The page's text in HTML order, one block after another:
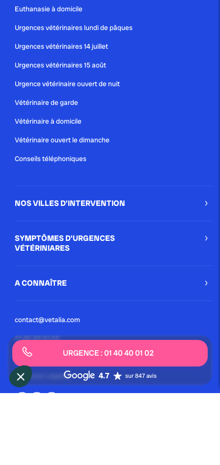
URGENCE : 01 40 40 01 02
4.7 sur 847 avis
complet pour identifier...
Euthanasie à domicile
Urgences vétérinaires lundi de pâques
Urgences vétérinaires 14 juillet
Urgences vétérinaires 15 août
Urgence vétérinaire ouvert de nuit
Vétérinaire de garde
Vétérinaire à domicile
Vétérinaire ouvert le dimanche
Conseils téléphoniques
NOS VILLES D'INTERVENTION
SYMPTÔMES D'URGENCES
VÉTÉRINIARES
A CONNAÎTRE
contact@vetalia.com
01 40 40 01 02
Conditions Générales
Mentions Légales